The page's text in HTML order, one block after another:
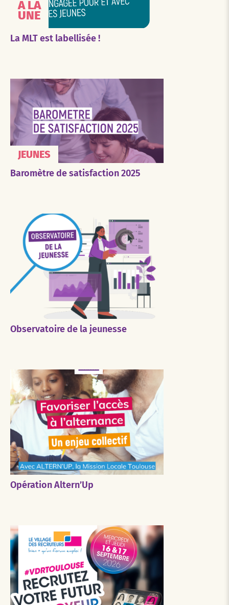
À LA
UNE
La MLT est labellisée !
JEUNES
Baromètre de satisfaction 2025
Observatoire de la jeunesse
Opération Altern’Up